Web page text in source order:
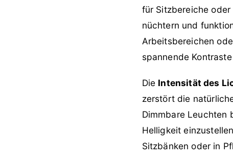
für Sitzbereiche
nüchtern und
Arbeitsbereichen
spannende
Die Intensität des
zerstört die
Dimmbare Leuchten
Helligkeit
Sitzbänken oder in